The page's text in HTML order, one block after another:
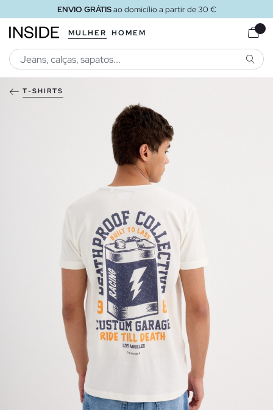
ENVIO GRÁTISao domicílio a partir de 30 €
MULHER HOMEM
T-SHIRTS